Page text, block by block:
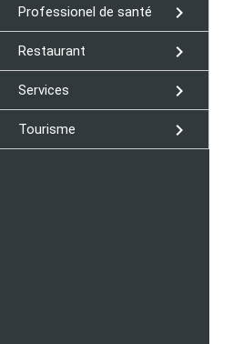
Professionel de santé navigate_next
Restaurant navigate_next
Services navigate_next
Tourisme navigate_next